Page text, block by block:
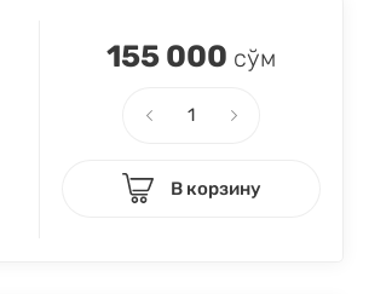
155 000 сўм
В корзину